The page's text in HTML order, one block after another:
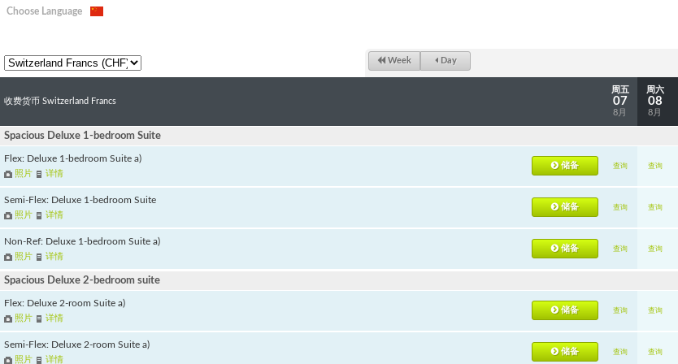
Choose Language
Week Day
收费货币 Switzerland Francs
周五
07
8月
周六
08
8月
Spacious Deluxe 1-bedroom Suite
Flex: Deluxe 1-bedroom Suite a)
照片 详情
储备 查询 查询
Semi-Flex: Deluxe 1-bedroom Suite
照片 详情
储备 查询 查询
Non-Ref: Deluxe 1-bedroom Suite a)
照片 详情
储备 查询 查询
Spacious Deluxe 2-bedroom suite
Flex: Deluxe 2-room Suite a)
照片 详情
储备 查询 查询
Semi-Flex: Deluxe 2-room Suite a)
照片 详情
储备 查询 查询